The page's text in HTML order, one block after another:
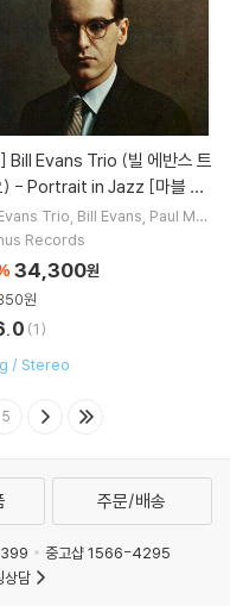
) - Portrait in Jazz [마블 컬
Trio Bill Evans Paul Mot
Scott LaFaro
Records
34,300원
원
(1)
/ Stereo
5
주문/배송
중고샵 1566-4295
담